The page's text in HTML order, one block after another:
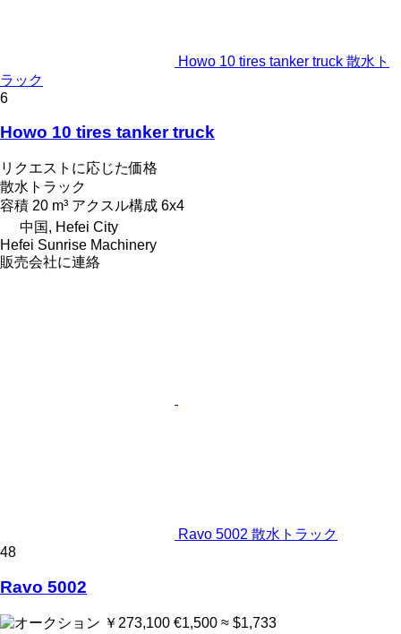
Howo 10 tires tanker truck 散水ト
ラック
6
Howo 10 tires tanker truck
リクエストに応じた価格
散水トラック
容積 20 m³ アクスル構成 6x4
中国, Hefei City
Hefei Sunrise Machinery
販売会社に連絡
Ravo 5002 散水トラック
48
Ravo 5002
￥273,100 €1,500 ≈ $1,733